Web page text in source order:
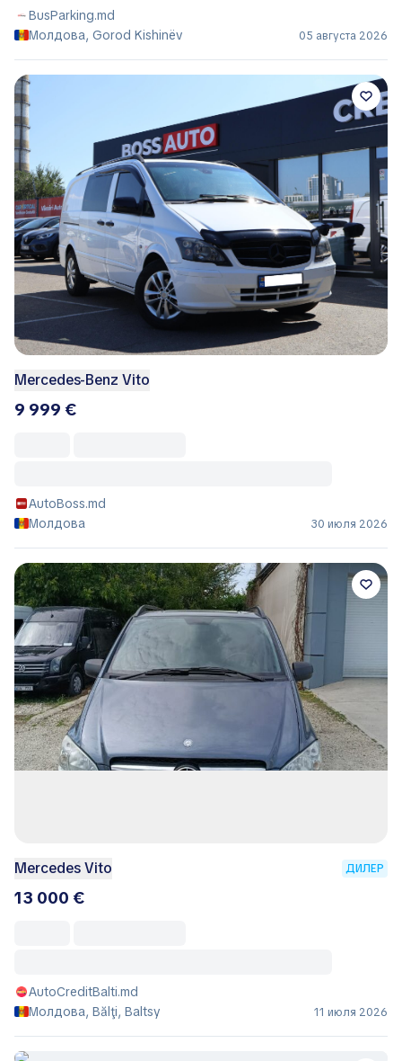
BusParking.md
Молдова, Gorod Kishinëv
05 августа 2026
Mercedes-Benz Vito
9 999 €
AutoBoss.md
Молдова
30 июля 2026
Mercedes Vito ДИЛЕР
13 000 €
AutoCreditBalti.md
Молдова, Bălţi, Baltsy
11 июля 2026